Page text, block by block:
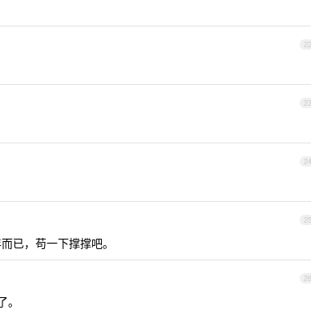
22
23
24
25
已，苟一下撑撑吧。
26